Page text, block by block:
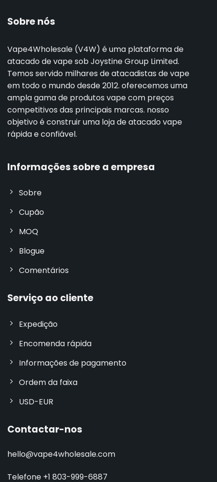
Sobre nós
Vape4Wholesale (V4W) é uma plataforma de
atacado de vape sob Joystine Group Limited.
Temos servido milhares de atacadistas de vape
em todo o mundo desde 2012. oferecemos uma
ampla gama de produtos vape com preços
competitivos das principais marcas. nosso
objetivo é construir uma loja de atacado vape
rápida e confiável.
Informações sobre a empresa
Sobre
Cupão
MOQ
Blogue
Comentários
Serviço ao cliente
Expedição
Encomenda rápida
Informações de pagamento
Ordem da faixa
USD-EUR
Contactar-nos
hello@vape4wholesale.com
Telefone +1 803-999-6887